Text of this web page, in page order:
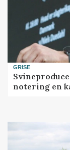
GRISE
notering en